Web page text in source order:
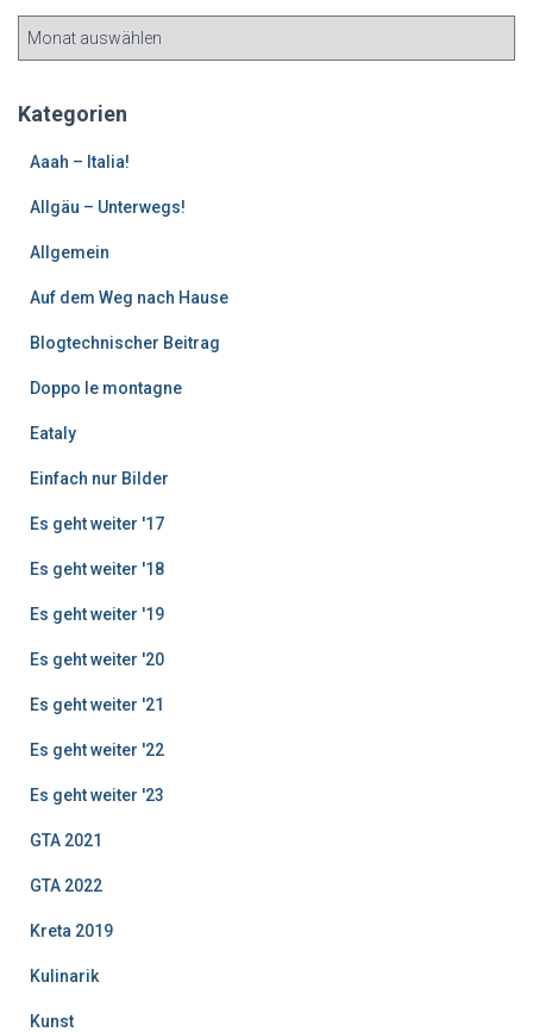
e
Kategorien
Aaah – Italia!
Allgäu – Unterwegs!
Allgemein
Auf dem Weg nach Hause
Blogtechnischer Beitrag
Doppo le montagne
Eataly
Einfach nur Bilder
Es geht weiter '17
Es geht weiter '18
Es geht weiter '19
Es geht weiter '20
Es geht weiter '21
Es geht weiter '22
Es geht weiter '23
GTA 2021
GTA 2022
Kreta 2019
Kulinarik
Kunst